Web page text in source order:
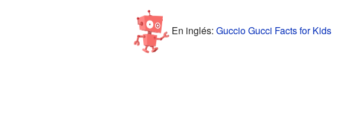
En inglés: Guccio Gucci Facts for Kids